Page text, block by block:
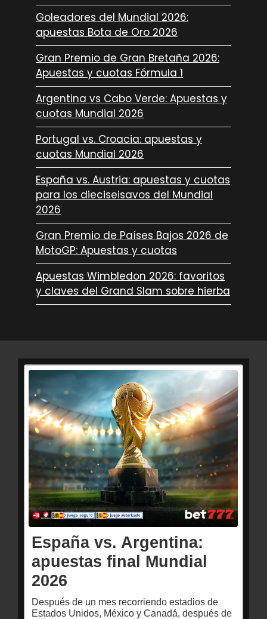
Goleadores del Mundial 2026:
apuestas Bota de Oro 2026
Gran Premio de Gran Bretaña 2026:
Apuestas y cuotas Fórmula 1
Argentina vs Cabo Verde: Apuestas y
cuotas Mundial 2026
Portugal vs. Croacia: apuestas y
cuotas Mundial 2026
España vs. Austria: apuestas y cuotas
para los dieciseisavos del Mundial
2026
Gran Premio de Países Bajos 2026 de
MotoGP: Apuestas y cuotas
Apuestas Wimbledon 2026: favoritos
y claves del Grand Slam sobre hierba
España vs. Argentina:
apuestas final Mundial
2026
Después de un mes recorriendo estadios de
Estados Unidos, México y Canadá, después de